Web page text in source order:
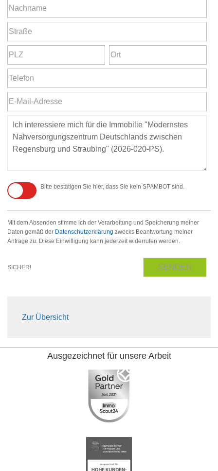
Bitte bestätigen Sie hier, dass Sie kein SPAMBOT sind.
Mit dem Absenden stimme ich der Verarbeitung und Speicherung meiner
Daten gemäß der Datenschutzerklärung zwecks Beantwortung meiner
Anfrage zu. Diese Einwilligung kann jederzeit widerrufen werden.
SICHER! SENDEN
Zur Übersicht
Ausgezeichnet für unsere Arbeit